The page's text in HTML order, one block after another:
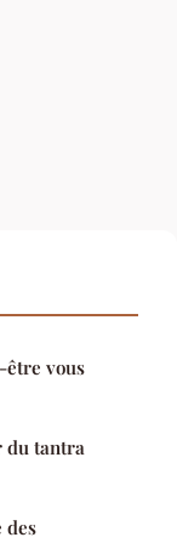
être vous
du tantra
des